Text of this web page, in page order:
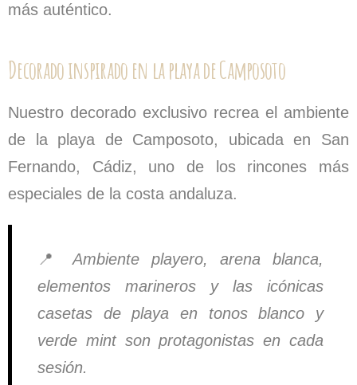
más auténtico.
Decorado inspirado en la playa de Camposoto
Nuestro decorado exclusivo recrea el ambiente
de la playa de Camposoto, ubicada en San
Fernando, Cádiz, uno de los rincones más
especiales de la costa andaluza.
📍 Ambiente playero, arena blanca,
elementos marineros y las icónicas
casetas de playa en tonos blanco y
verde mint son protagonistas en cada
sesión.